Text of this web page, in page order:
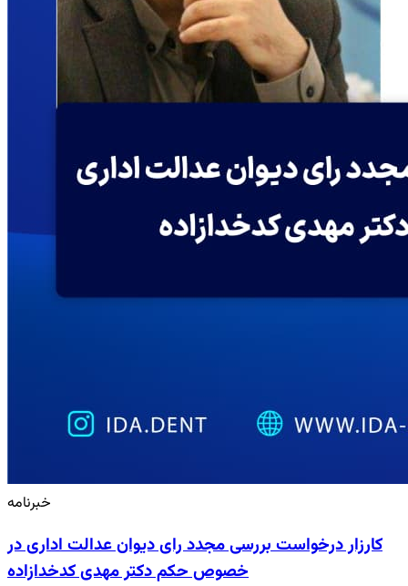
خبرنامه
کارزار درخواست بررسی مجدد رای دیوان عدالت اداری در
خصوص حکم دکتر مهدی کدخدازاده